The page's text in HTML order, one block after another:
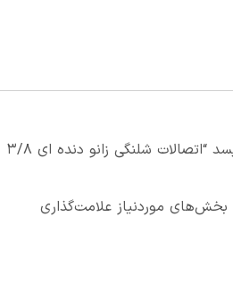
اولین کسی باشید که دیدگاهی می نویسد “اتصالات شلنگي زانو دنده اي ۳/۸
بخش‌های موردنیاز علامت‌گذاری